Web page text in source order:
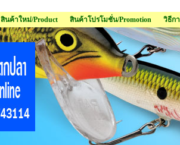
สินค้าใหม่/Product สินค้าโปรโมชั่น/Promotion วิธีก